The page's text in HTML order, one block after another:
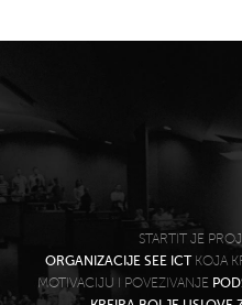
STARTIT JE
ORGANIZACIJE SEE ICTKOJA
MOTIVACIJU I POVEZIVANJE